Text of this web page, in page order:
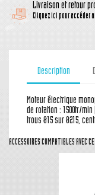
Livraison et retour
Cliquez ici pour accéder
Description
Moteur électrique
de rotation : 1500tr/
trous Ø15 sur Ø215,
ACCESSOIRES COMPATIBLES AVEC